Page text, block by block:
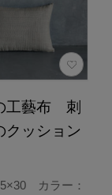
工藝布 刺
クッション
カラー：